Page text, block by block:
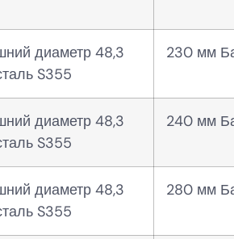
диаметр 48,3
S355
230 мм
диаметр 48,3
S355
240 мм
диаметр 48,3
S355
280 мм